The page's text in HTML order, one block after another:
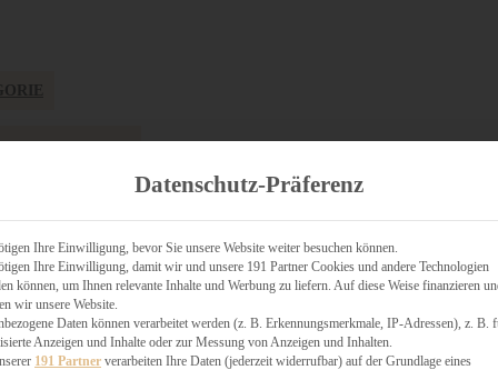
KÄSEKUCHEN
Datenschutz-Präferenz
Ihre Einwilligung, bevor Sie unsere Website weiter besuchen können.
Ihre Einwilligung, damit wir und unsere 191 Partner Cookies und andere Technologien
können, um Ihnen relevante Inhalte und Werbung zu liefern. Auf diese Weise finanzieren
wir unsere Website.
Daten können verarbeitet werden (z. B. Erkennungsmerkmale, IP-Adressen), z. B.
Anzeigen und Inhalte oder zur Messung von Anzeigen und Inhalten.
191 Partner verarbeiten Ihre Daten (jederzeit widerrufbar) auf der Grundlage eines